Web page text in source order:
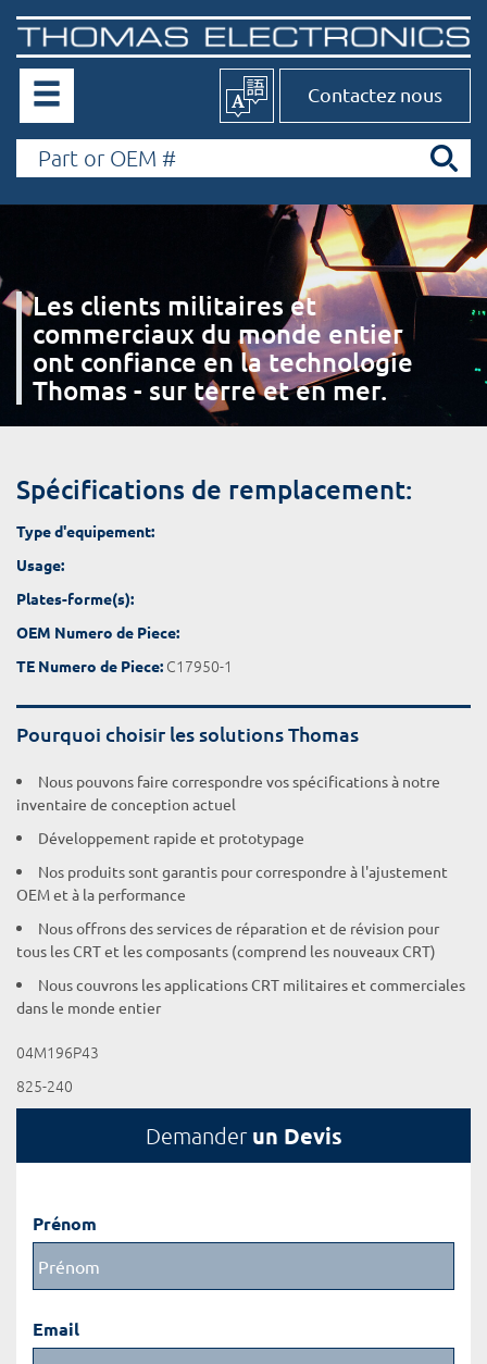
Contactez nous
Les clients militaires et
commerciaux du monde entier
ont confiance en la technologie
Thomas - sur terre et en mer.
Spécifications de remplacement:
Type d'equipement:
Usage:
Plates-forme(s):
OEM Numero de Piece:
TE Numero de Piece: C17950-1
Pourquoi choisir les solutions Thomas
Nous pouvons faire correspondre vos spécifications à notre
inventaire de conception actuel
Développement rapide et prototypage
Nos produits sont garantis pour correspondre à l'ajustement
OEM et à la performance
Nous offrons des services de réparation et de révision pour
tous les CRT et les composants (comprend les nouveaux CRT)
Nous couvrons les applications CRT militaires et commerciales
dans le monde entier
04M196P43
825-240
Demander un Devis
Prénom
Email